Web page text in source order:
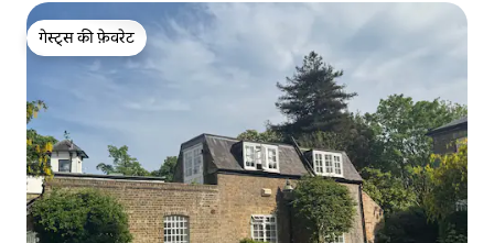
गेस्ट्स की फ़ेवरेट
गेस्ट्स की फ़ेवरेट